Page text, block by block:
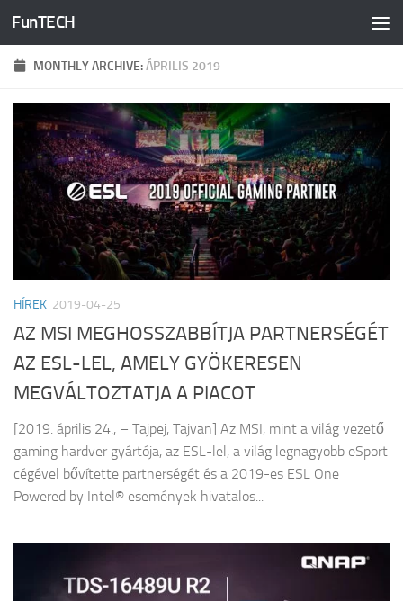
Skip to content
FunTECH
MONTHLY ARCHIVE:ÁPRILIS 2019
HÍREK 2019-04-25
AZ MSI MEGHOSSZABBÍTJA PARTNERSÉGÉT
AZ ESL-LEL, AMELY GYÖKERESEN
MEGVÁLTOZTATJA A PIACOT
[2019. április 24., – Tajpej, Tajvan] Az MSI, mint a világ vezető
gaming hardver gyártója, az ESL-lel, a világ legnagyobb eSport
cégével bővítette partnerségét és a 2019-es ESL One
Powered by Intel® események hivatalos...